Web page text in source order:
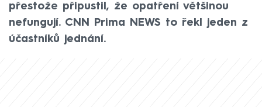
přestože připustil, že opatření většinou
nefungují. CNN Prima NEWS to řekl jeden z
účastníků jednání.